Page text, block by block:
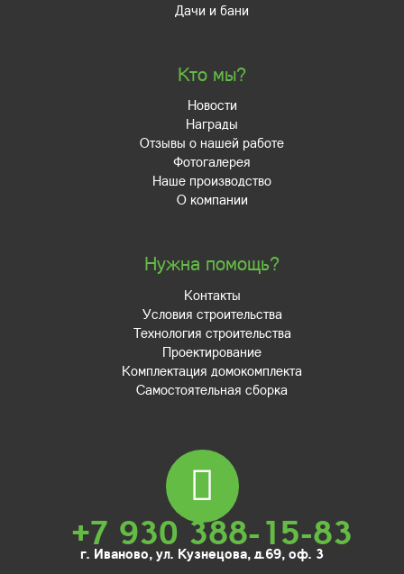
Дачи и бани
Кто мы?
Новости
Награды
Отзывы о нашей работе
Фотогалерея
Наше производство
О компании
Нужна помощь?
Контакты
Условия строительства
Технология строительства
Проектирование
Комплектация домокомплекта
Самостоятельная сборка
+7 930 388-15-83
г. Иваново, ул. Кузнецова, д.69, оф. 3